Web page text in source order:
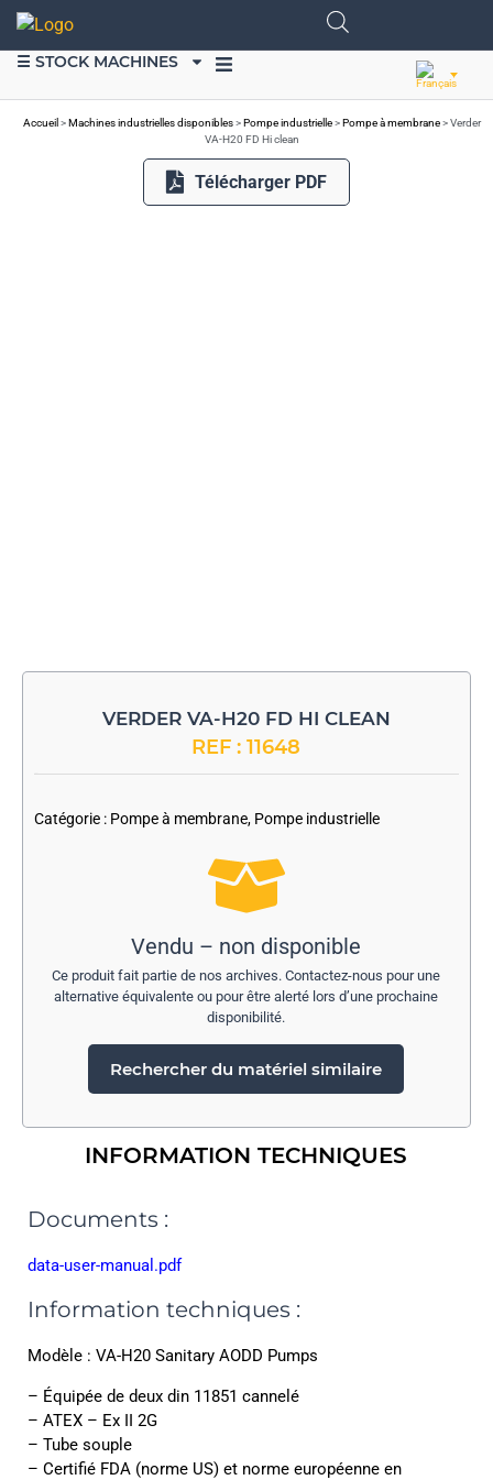
☰ STOCK MACHINES
Accueil >Machines industrielles disponibles>Pompe industrielle>Pompe à membrane>Verder
VA-H20 FD Hi clean
Télécharger PDF
VERDER VA-H20 FD HI CLEAN
REF : 11648
-
Catégorie : Pompe à membrane, Pompe industrielle
Vendu – non disponible
Ce produit fait partie de nos archives. Contactez-nous pour une
alternative équivalente ou pour être alerté lors d’une prochaine
disponibilité.
Rechercher du matériel similaire
INFORMATION TECHNIQUES
Documents :
data-user-manual.pdf
Information techniques :
Modèle : VA-H20 Sanitary AODD Pumps
– Équipée de deux din 11851 cannelé
– ATEX – Ex II 2G
– Tube souple
– Certifié FDA (norme US) et norme européenne en